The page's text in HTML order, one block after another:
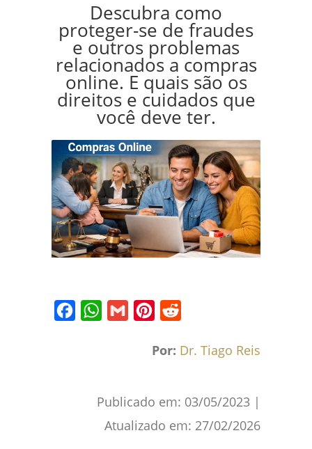
Descubra como
proteger-se de fraudes
e outros problemas
relacionados a compras
online. E quais são os
direitos e cuidados que
você deve ter.
FacebookWhatsApp
Gmail Pinterest
Por: Dr. Tiago Reis
Publicado em: 03/05/2023 |
Atualizado em: 27/02/2026